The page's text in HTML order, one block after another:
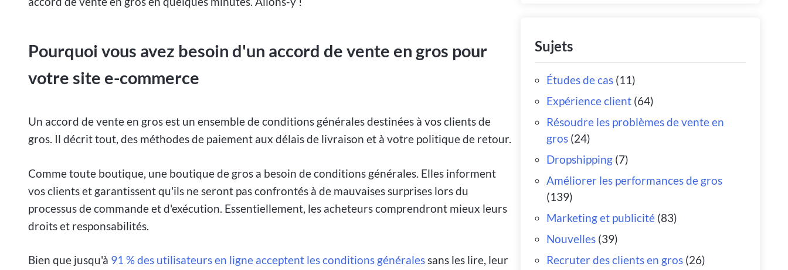
Pourquoi vous avez besoin d'un accord de vente en gros pour
votre site e-commerce
Un accord de vente en gros est un ensemble de conditions générales destinées à vos clients de
gros. Il décrit tout, des méthodes de paiement aux délais de livraison et à votre politique de retour.
Comme toute boutique, une boutique de gros a besoin de conditions générales. Elles informent
vos clients et garantissent qu'ils ne seront pas confrontés à de mauvaises surprises lors du
processus de commande et d'exécution. Essentiellement, les acheteurs comprendront mieux leurs
droits et responsabilités.
Bien que jusqu'à 91 % des utilisateurs en ligne acceptent les conditions généralessans les lire, leur
Sujets
Études de cas (11)
Expérience client (64)
Résoudre les problèmes de vente en
gros (24)
Dropshipping (7)
Améliorer les performances de gros
(139)
Marketing et publicité (83)
Nouvelles (39)
Recruter des clients en gros (26)